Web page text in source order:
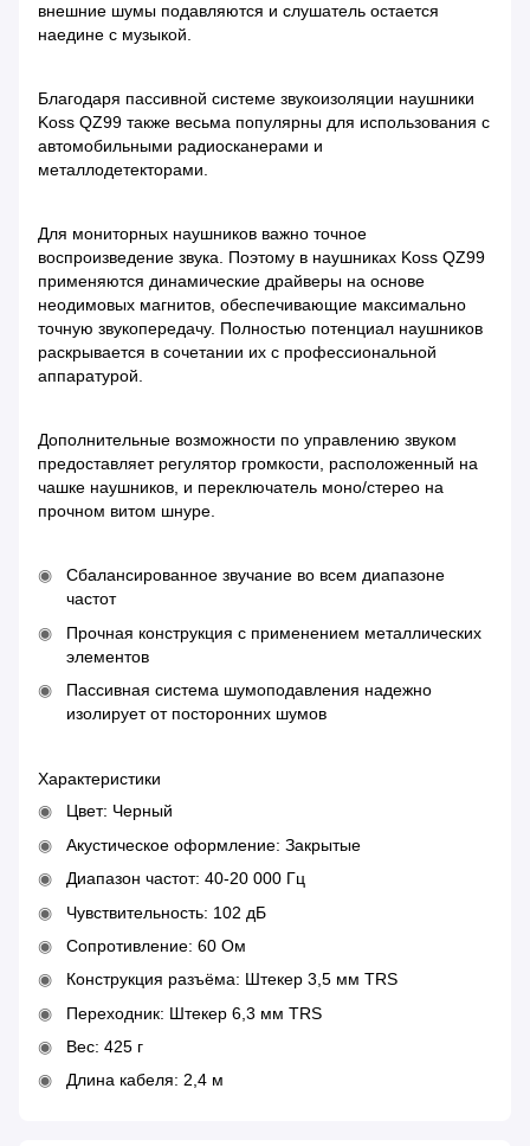
внешние шумы подавляются и слушатель остается
наедине с музыкой.
Благодаря пассивной системе звукоизоляции наушники
Koss QZ99 также весьма популярны для использования с
автомобильными радиосканерами и
металлодетекторами.
Для мониторных наушников важно точное
воспроизведение звука. Поэтому в наушниках Koss QZ99
применяются динамические драйверы на основе
неодимовых магнитов, обеспечивающие максимально
точную звукопередачу. Полностью потенциал наушников
раскрывается в сочетании их с профессиональной
аппаратурой.
Дополнительные возможности по управлению звуком
предоставляет регулятор громкости, расположенный на
чашке наушников, и переключатель моно/стерео на
прочном витом шнуре.
Сбалансированное звучание во всем диапазоне
частот
Прочная конструкция с применением металлических
элементов
Пассивная система шумоподавления надежно
изолирует от посторонних шумов
Характеристики
Цвет: Черный
Акустическое оформление: Закрытые
Диапазон частот: 40-20 000 Гц
Чувствительность: 102 дБ
Сопротивление: 60 Ом
Конструкция разъёма: Штекер 3,5 мм TRS
Переходник: Штекер 6,3 мм TRS
Вес: 425 г
Длина кабеля: 2,4 м